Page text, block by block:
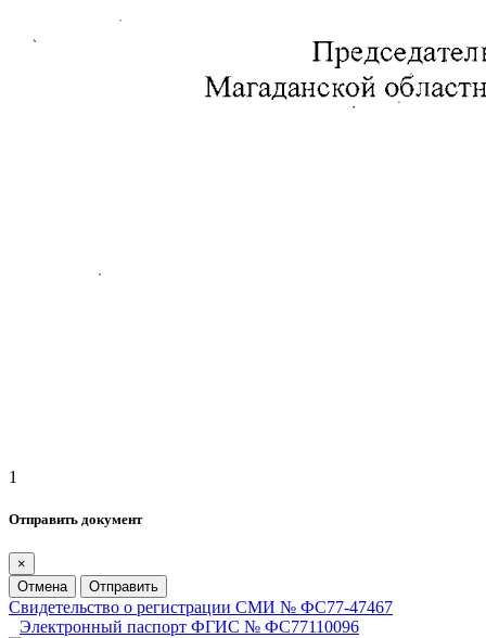
1
Отправить документ
×
Отмена
Отправить
Свидетельство о регистрации СМИ № ФС77-47467
Электронный паспорт ФГИС № ФС77110096